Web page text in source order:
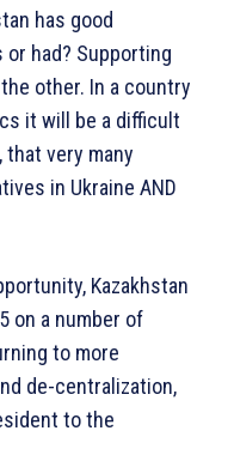
has good
had? Supporting
other. In a country
it will be a difficult
very many
in Ukraine AND
Kazakhstan
on a number of
to more
de-centralization,
to the